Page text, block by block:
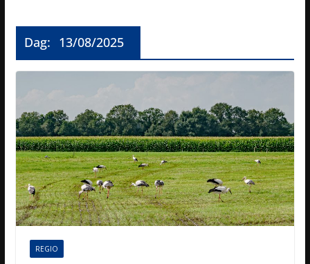
Dag: 13/08/2025
REGIO